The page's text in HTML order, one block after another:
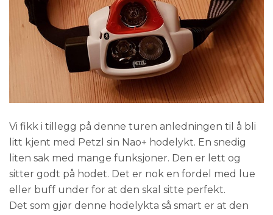
Vi fikk i tillegg på denne turen anledningen til å bli
litt kjent med Petzl sin Nao+ hodelykt. En snedig
liten sak med mange funksjoner. Den er lett og
sitter godt på hodet. Det er nok en fordel med lue
eller buff under for at den skal sitte perfekt.
Det som gjør denne hodelykta så smart er at den